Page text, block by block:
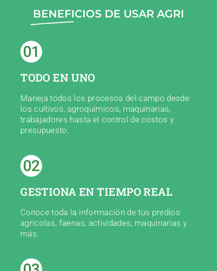
BENEFICIOS DE USAR AGRI
TODO EN UNO
Maneja todos los procesos del campo desde
los cultivos, agroquímicos, maquinarias,
trabajadores hasta el control de costos y
presupuesto.
GESTIONA EN TIEMPO REAL
Conoce toda la información de tus predios
agrícolas, faenas, actividades, maquinarias y
más.